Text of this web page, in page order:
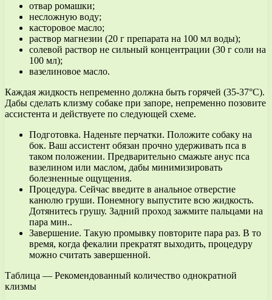
отвар ромашки;
несложную воду;
касторовое масло;
раствор магнезии (20 г препарата на 100 мл воды);
солевой раствор не сильный концентрации (30 г соли на
100 мл);
вазелиновое масло.
Каждая жидкость непременно должна быть горячей (35-37°С).
Дабы сделать клизму собаке при запоре, непременно позовите
ассистента и действуете по следующей схеме.
Подготовка. Наденьте перчатки. Положите собаку на
бок. Ваш ассистент обязан прочно удерживать пса в
таком положении. Предварительно смажьте анус пса
вазелином или маслом, дабы минимизировать
болезненные ощущения.
Процедура. Сейчас введите в анальное отверстие
канюлю груши. Понемногу выпустите всю жидкость.
Дотянитесь грушу. Задний проход зажмите пальцами на
пара мин..
Завершение. Такую промывку повторите пара раз. В то
время, когда фекалии прекратят выходить, процедуру
можно считать завершенной.
Таблица — Рекомендованный количество однократной
клизмы